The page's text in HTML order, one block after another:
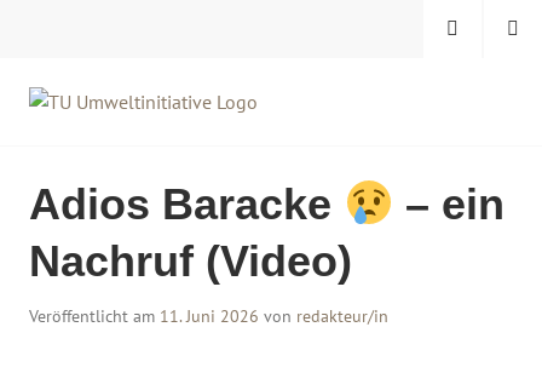
MENÜ
SUCHE
Adios Baracke
– ein
Nachruf (Video)
Veröffentlicht am 11. Juni 2026 von redakteur/in